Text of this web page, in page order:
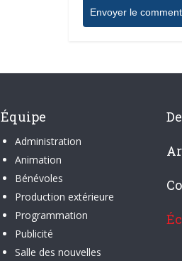
Équipe
Administration
Animation
Bénévoles
Production extérieure
Programmation
Publicité
Salle des nouvelles